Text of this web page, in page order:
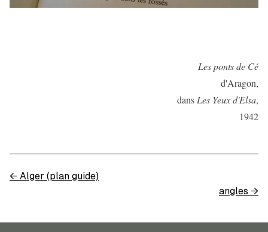
Les ponts de Cé
d'Aragon,
dans Les Yeux d'Elsa,
1942
← Alger (plan guide)
angles →